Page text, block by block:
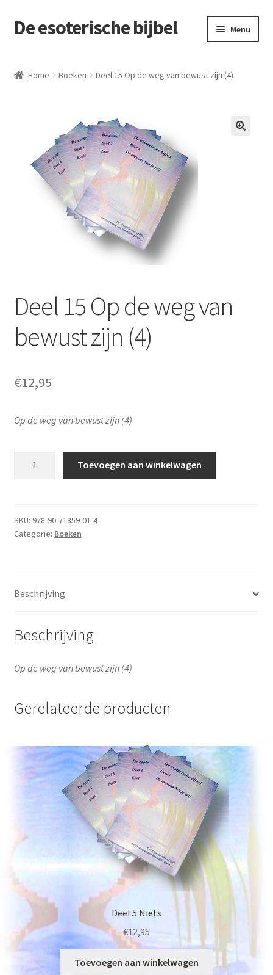
Ga
door
navigatie
Ga
naar
inhoud
De esoterische bijbel Menu
Contact
De esoteric way of life
Levenslessen
Home Boeken Deel 15 Op de weg van bewust zijn (4)
Deel 15 Op de weg van
bewust zijn (4)
€12,95
Op de weg van bewust zijn (4)
weg
van
aantal
Toevoegen aan winkelwagen
SKU: 978-90-71859-01-4
Categorie: Boeken
Beschrijving
Beschrijving
Op de weg van bewust zijn (4)
Gerelateerde producten
Deel 5 Niets
€12,95
Toevoegen aan winkelwagen